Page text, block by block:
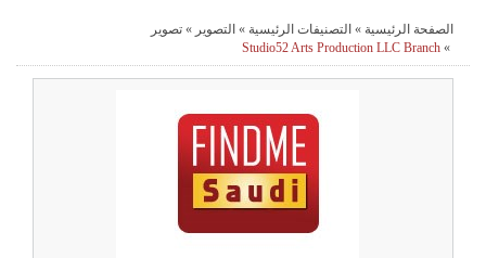
الصفحة الرئيسية » التصنيفات الرئيسية » التصوير » تصوير
»
Studio52 Arts Production LLC Branch